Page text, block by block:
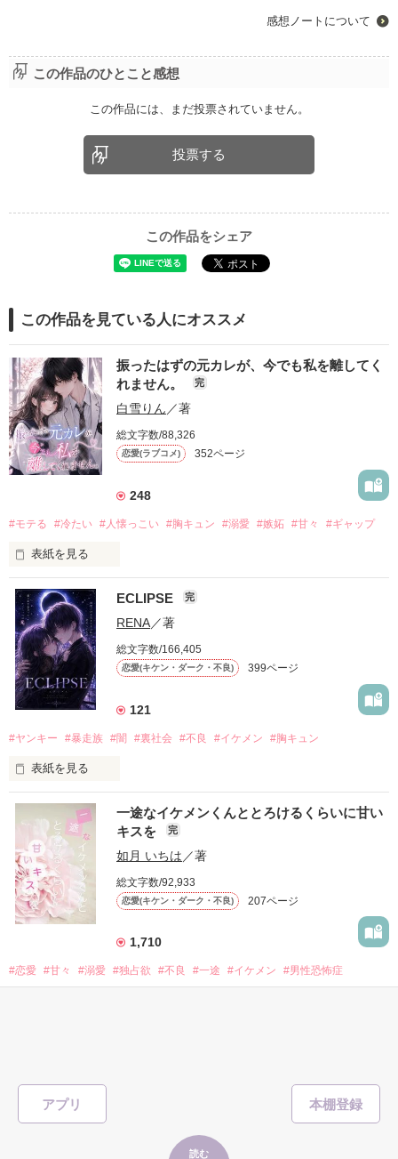
アプリ
読む
感想ノートについて
この作品のひとこと感想
この作品には、まだ投票されていません。
投票する
この作品をシェア
この作品を見ている人にオススメ
振ったはずの元カレが、今でも私を離してく
れません。
完
白雪りん ／著
総文字数/88,326
恋愛(ラブコメ) 352ページ
248
#モテる #冷たい #人懐っこい #胸キュン #溺愛 #嫉妬 #甘々 #ギャップ
表紙を見る
「好きだったから、別れを選んだ。」
モテる人を好きになるのが怖かった。
だから私は、中学時代に大好きだった彼を自分から振った。
もう会うことはないと思っていたのに、
高校生になって再会した彼は、隣の学校で”王子様”と呼ばれる
他の女の子には冷たいのに
私にだけ昔と変わらない笑顔を向けてくる。
「澪ちゃん。」
それは止まっていた恋が再び動き始める合図──。
✨.ﾟ･*..☆.｡.:*✨.☆.｡.:. *:ﾟ✨.ﾟ･*..☆.｡.:*✨
冴木澪-SaekiMio
✨.ﾟ･*..☆.｡.:*✨.☆.｡.:. *:ﾟ✨.ﾟ･*..☆.｡.:*✨
そして光を巡ってライバルも登場！？
ECLIPSE 完
RENA／著
総文字数/166,405
恋愛(キケン・ダーク・不良) 399ページ
121
#ヤンキー #暴走族 #闇 #裏社会 #不良 #イケメン #胸キュン
表紙を見る
表紙画像はAIです
作品を読む
一途なイケメンくんととろけるくらいに甘い
キスを
完
如月 いちは ／著
総文字数/92,933
恋愛(キケン・ダーク・不良) 207ページ
1,710
#恋愛 #甘々 #溺愛 #独占欲 #不良 #一途 #イケメン
#男性恐怖症
「瑠莉に一目惚れしたんだよ……悪いかよ」